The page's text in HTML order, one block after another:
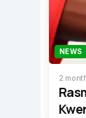
NEWS
2